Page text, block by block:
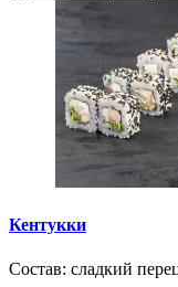
Кентукки
Состав: сладкий